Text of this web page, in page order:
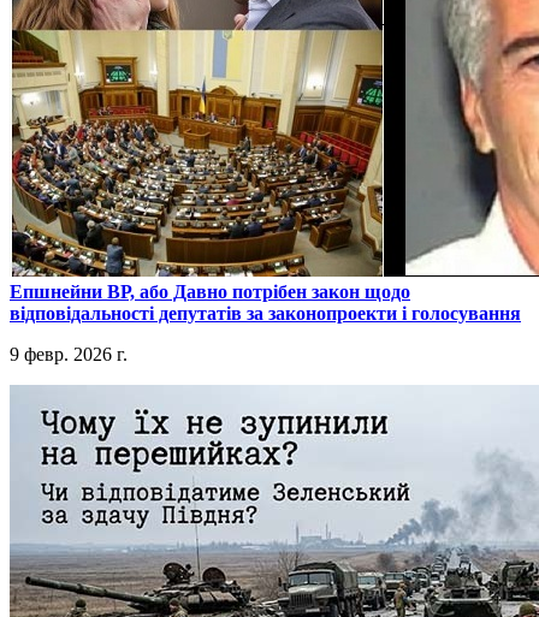
​Епшнейни ВР, або Давно потрібен закон щодо
відповідальності депутатів за законопроекти і голосування
9 февр. 2026 г.